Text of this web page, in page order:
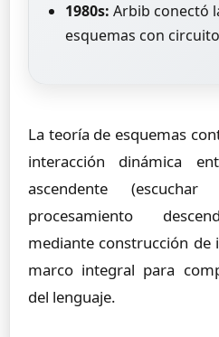
1980s: Arbib conectó
esquemas con
La teoría de esquemas
interacción dinámica
ascendente
procesamiento
mediante construcción de
marco integral para
del lenguaje.